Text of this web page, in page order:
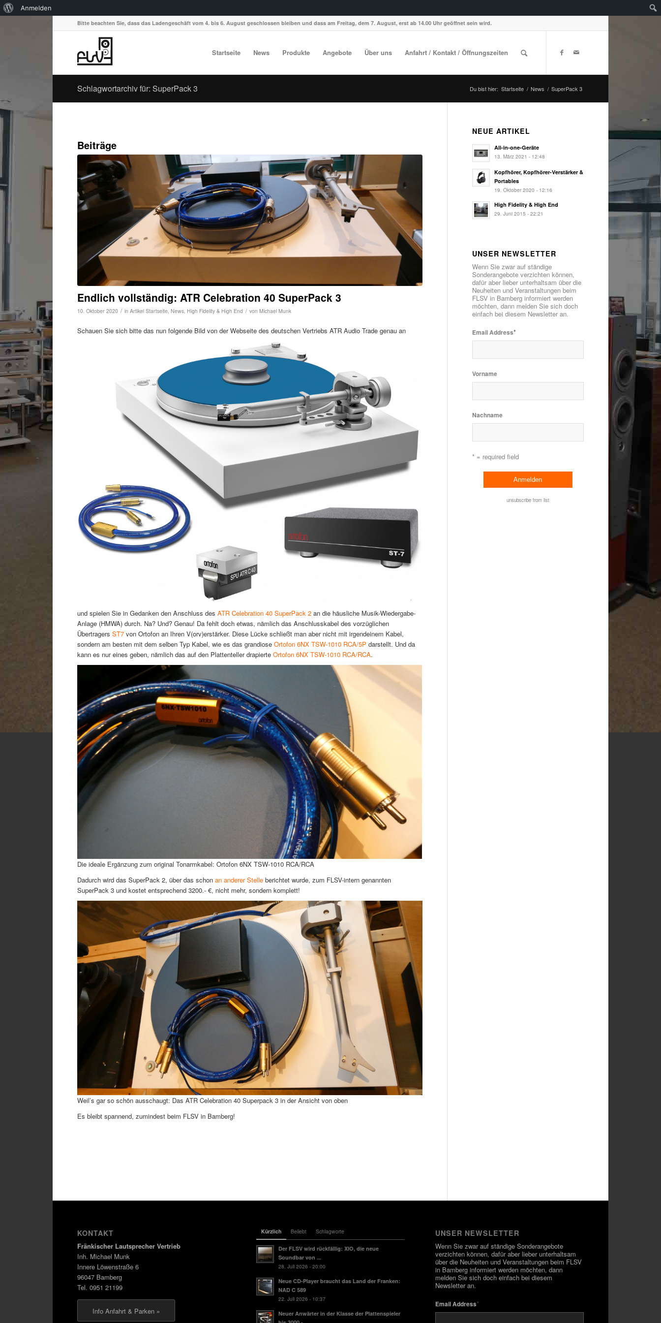
Über
Anmelden
Bitte beachten Sie, dass das Ladengeschäft vom 4. bis 6. August geschlossen bleiben und dass am Freitag, dem 7. August, erst ab 14.00 Uhr geöffnet sein wird.
Startseite News Produkte Angebote Über uns Anfahrt / Kontakt / Öffnungszeiten
Schlagwortarchiv für: SuperPack 3 Du bist hier: Startseite / News / SuperPack 3
Beiträge
Endlich vollständig: ATR Celebration 40 SuperPack 3
10. Oktober 2020 / in Artikel Startseite News High Fidelity & High End / von Michael Munk
Schauen Sie sich bitte das nun folgende Bild von der Webseite des deutschen Vertriebs ATR Audio Trade genau an
und spielen Sie in Gedanken den Anschluss des ATR Celebration 40 SuperPack 2 an die häusliche Musik-Wiedergabe-
Anlage (HMWA) durch. Na? Und? Genau! Da fehlt doch etwas, nämlich das Anschlusskabel des vorzüglichen
Übertragers ST7 von Ortofon an Ihren V(orv)erstärker. Diese Lücke schließt man aber nicht mit irgendeinem Kabel,
sondern am besten mit dem selben Typ Kabel, wie es das grandiose Ortofon 6NX TSW-1010 RCA/5P darstellt. Und da
kann es nur eines geben, nämlich das auf den Plattenteller drapierte Ortofon 6NX TSW-1010 RCA/RCA.
Die ideale Ergänzung zum original Tonarmkabel: Ortofon 6NX TSW-1010 RCA/RCA
Dadurch wird das SuperPack 2, über das schon an anderer Stelle berichtet wurde, zum FLSV-intern genannten
SuperPack 3 und kostet entsprechend 3200.- €, nicht mehr, sondern komplett!
Weil’s gar so schön ausschaugt: Das ATR Celebration 40 Superpack 3 in der Ansicht von oben
Es bleibt spannend, zumindest beim FLSV in Bamberg!
NEUE ARTIKEL
All-in-one-Geräte
13. März 2021 - 12:48
Kopfhörer, Kopfhörer-Verstärker &
Portables
19. Oktober 2020 - 12:16
High Fidelity & High End
29. Juni 2015 - 22:21
UNSER NEWSLETTER
Wenn Sie zwar auf ständige
Sonderangebote verzichten können,
dafür aber lieber unterhaltsam über die
Neuheiten und Veranstaltungen beim
FLSV in Bamberg informiert werden
möchten, dann melden Sie sich doch
einfach bei diesem Newsletter an.
Email Address*
Vorname
Nachname
* = required field
unsubscribe from list
KONTAKT
Fränkischer Lautsprecher Vertrieb
Inh. Michael Munk
Innere Löwenstraße 6
96047 Bamberg
Tel. 0951 21199
Info Anfahrt & Parken »
Kürzlich Beliebt Schlagworte
Der FLSV wird rückfällig: XIO, die neue
Soundbar von ...
28. Juli 2026 - 20:00
Neue CD-Player braucht das Land der Franken:
NAD C 589
22. Juli 2026 - 10:37
Neuer Anwärter in der Klasse der Plattenspieler
UNSER NEWSLETTER
Wenn Sie zwar auf ständige Sonderangebote
verzichten können, dafür aber lieber unterhaltsam
über die Neuheiten und Veranstaltungen beim FLSV
in Bamberg informiert werden möchten, dann
melden Sie sich doch einfach bei diesem
Newsletter an.
Email Address*